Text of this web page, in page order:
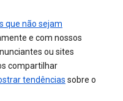
que não sejam
e com nossos
ou sites
compartilhar
tendências sobre o